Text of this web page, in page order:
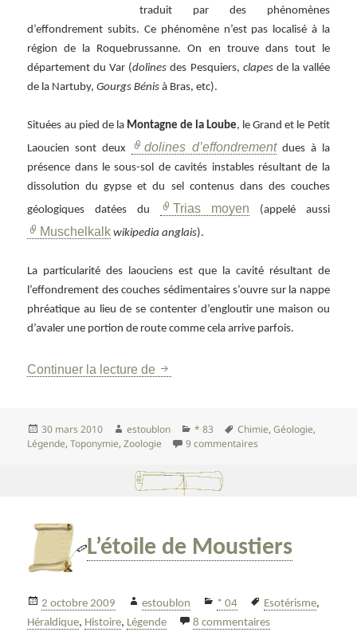
traduit par des phénomènes
d’effondrement subits. Ce phénomène n’est pas localisé à la
région de la Roquebrussanne. On en trouve dans tout le
département du Var (dolines des Pesquiers, clapesde la vallée
de la Nartuby,Gourgs Bénis à Bras, etc).
Situées au pied de la Montagne de la Loube, le Grand et le Petit
Laoucien sont deux
dolines d’effondrementdues à la
présence dans le sous-sol de cavités instables résultant de la
dissolution du gypse et du sel contenus dans des couches
géologiques datées du
Trias moyen (appelé aussi
Muschelkalk wikipedia anglais).
La particularité des laouciens est que la cavité résultant de
l’effondrement des couches sédimentaires s’ouvre sur la nappe
phréatique au lieu de se contenter d’engloutir une maison ou
d’avaler une portion de route comme cela arrive parfois.
Continuer la lecture de Le Grand et le Petit Laoucien
Publié
le
30 mars 2010 Auteur
estoublon Catégories
* 83
Mots-
clés
Chimie,Géologie,
Légende,Toponymie,Zoologie 9 commentaires
L’étoile de Moustiers
Publié
le
2 octobre 2009 Auteur
estoublon Catégories
* 04
Mots-
clés
Esotérisme,
Héraldique, Histoire, Légende 8 commentairessur L’étoile de